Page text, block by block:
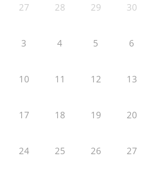
27 28 29 30
3 4 5 6
10 11 12 13
17 18 19 20
24 25 26 27